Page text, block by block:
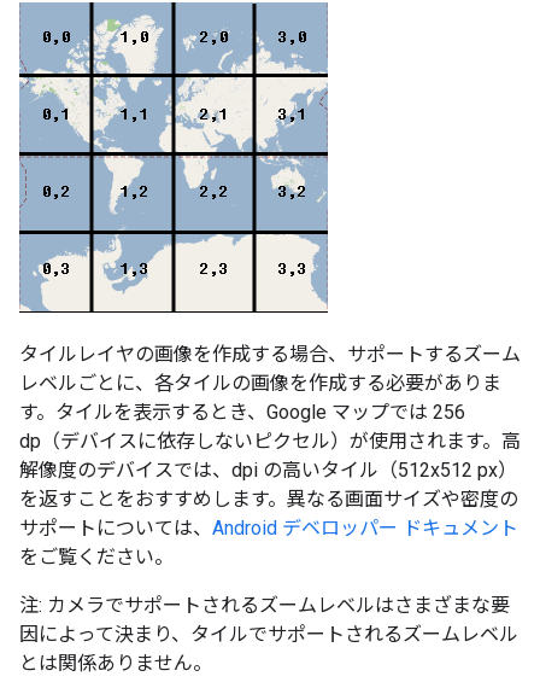
タイルレイヤの画像を作成する場合、サポートするズーム
レベルごとに、各タイルの画像を作成する必要がありま
す。タイルを表示するとき、Google マップでは 256
dp（デバイスに依存しないピクセル）が使用されます。高
解像度のデバイスでは、dpi の高いタイル（512x512 px）
を返すことをおすすめします。異なる画面サイズや密度の
サポートについては、 Android デベロッパー ドキュメント
をご覧ください。
注: カメラでサポートされるズームレベルはさまざまな要
因によって決まり、タイルでサポートされるズームレベル
とは関係ありません。